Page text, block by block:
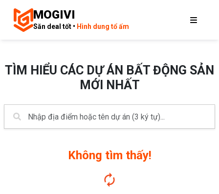
MOGIVI
Săn deal tốt • Hình dung tổ ấm
TÌM HIỂU CÁC DỰ ÁN BẤT ĐỘNG SẢN
MỚI NHẤT
Không tìm thấy!